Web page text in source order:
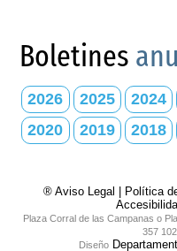
Boletines
2026 2025 2024
2020
2019 2018
® Aviso Legal Política
Plaza Corral de las Campanas o
357
Diseño